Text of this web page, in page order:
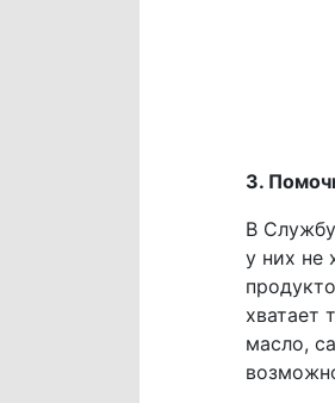
3.
В
у них не
хватает
масло,